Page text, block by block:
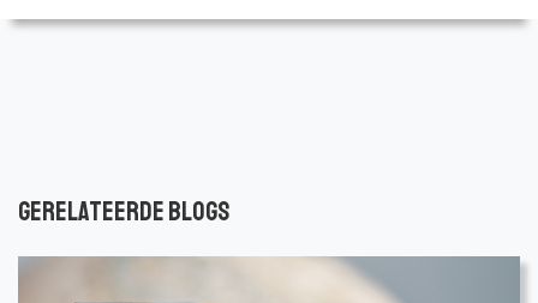
Gerelateerde blogs